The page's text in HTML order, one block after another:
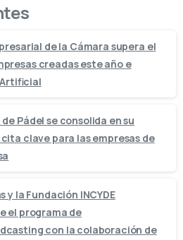
de la Cámara supera el
creadas este año e
Pádel se consolida en su
clave para las empresas de
y la Fundación INCYDE
el programa de
con la colaboración de